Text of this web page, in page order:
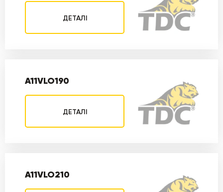
ДЕТАЛІ
A11VLO190
ДЕТАЛІ
A11VLO210